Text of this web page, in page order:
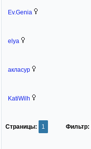
Ev.Genia
elya
акласур
KatiWilh
Фильтр:
Страницы: 1